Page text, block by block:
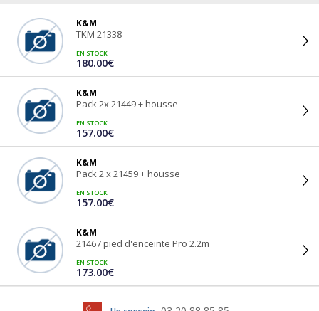
K&M
TKM 21338
EN STOCK
180.00€
K&M
Pack 2x 21449 + housse
EN STOCK
157.00€
K&M
Pack 2 x 21459 + housse
EN STOCK
157.00€
K&M
21467 pied d'enceinte Pro 2.2m
EN STOCK
173.00€